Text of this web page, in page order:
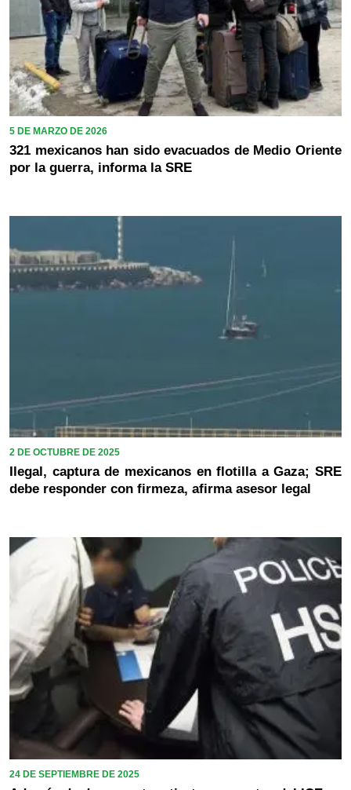
5 DE MARZO DE 2026
321 mexicanos han sido evacuados de Medio Oriente
por la guerra, informa la SRE
2 DE OCTUBRE DE 2025
Ilegal, captura de mexicanos en flotilla a Gaza; SRE
debe responder con firmeza, afirma asesor legal
24 DE SEPTIEMBRE DE 2025